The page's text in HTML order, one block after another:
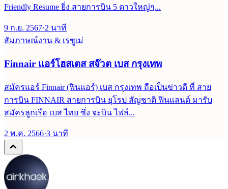
Friendly Resume ยิ่ง สายการบิน 5 ดาวใหญ่ๆ...
9 ก.ย. 2567·2 นาที
สัมภาษณ์งาน & เรซูเม่
Finnair แอร์โฮสเตส สจ๊วต เบส กรุงเทพ
สมัครแอร์ Finnair (ฟินแอร์) เบส กรุงเทพ ถือเป็นข่าวดี ที่ สาย
การบิน FINNAIR สายการบิน ยุโรป สัญชาติ ฟินแลนด์ มารับ
สมัครลูกเรือ เบส ไทย ซึ่ง จะบิน ไฟล์...
2 พ.ค. 2566·3 นาที